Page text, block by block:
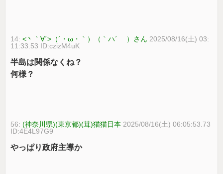
14:<丶｀∀´>（´・ω・｀）（｀ハ´ ）さん 2025/08/16(土) 03:
11:33.53 ID:czizM4uK
半島は関係なくね？
何様？
56:(神奈川県)(東京都)(茸)猫猫日本 2025/08/16(土) 06:05:53.73
ID:4E4L97G9
やっぱり政府主導か